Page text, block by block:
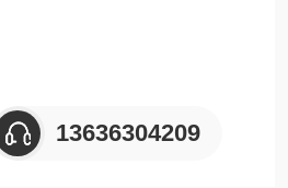
13636304209